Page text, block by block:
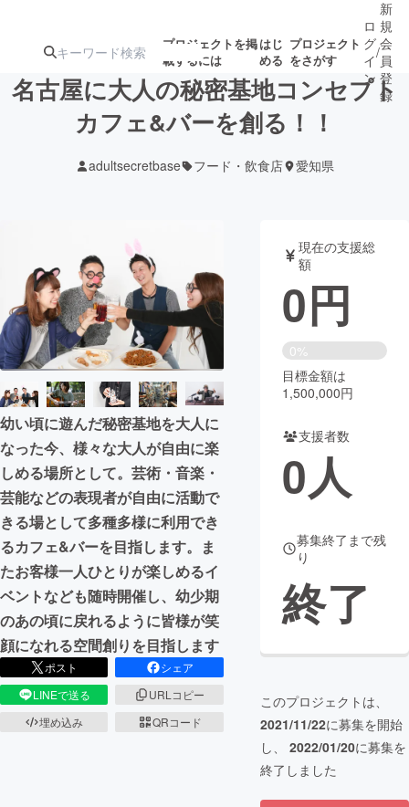
プロジェクトを掲
載するには
はじ
める
プロジェクト
をさがす
ターン
ジェクト
募集終了が近いプ
ロジェクト
されます
アート・写真 音楽
テクノロジー・ガジェット ゲーム・サ
映像・映画 書籍・雑誌
ビジネス・起業 チャレンジ
まちづくり・地域活性化
CAMPFIRE for Social Good
CAMPFIRE Creation
CAMPFIREふるさと納税machi-ya
ロ
グ
イ
ン
/
新
規
会
員
登
録
名古屋に大人の秘密基地コンセプト
カフェ&バーを創る！！
adultsecretbase フード・飲食店 愛知県
幼い頃に遊んだ秘密基地を大人に
なった今、様々な大人が自由に楽
しめる場所として。芸術・音楽・
芸能などの表現者が自由に活動で
きる場として多種多様に利用でき
るカフェ&バーを目指します。ま
たお客様一人ひとりが楽しめるイ
ベントなども随時開催し、幼少期
のあの頃に戻れるように皆様が笑
顔になれる空間創りを目指します
ポスト
シェア
LINEで送る
URLコピー
埋め込み
QRコード
現在の支援総
額
0円
0%
目標金額は
1,500,000円
支援者数
0人
募集終了まで残
り
終了
このプロジェクトは、
2021/11/22に募集を開始
し、 2022/01/20に募集を
終了しました